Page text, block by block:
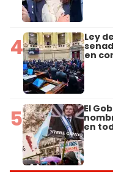
4 Ley
en
5 El
en